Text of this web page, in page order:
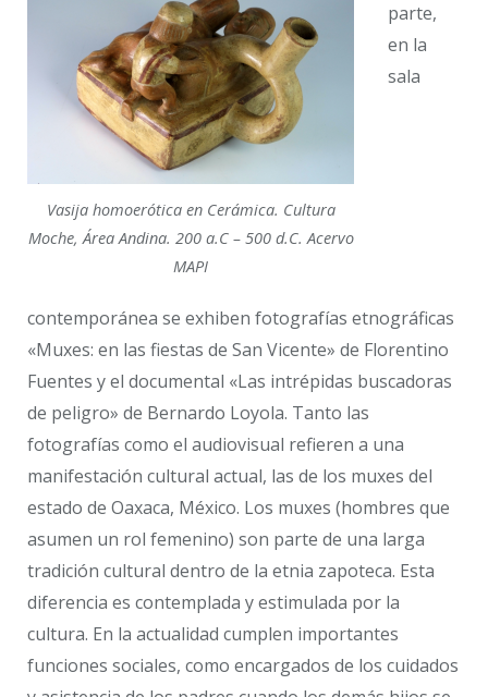
Vasija homoerótica en Cerámica. Cultura
Moche, Área Andina. 200 a.C – 500 d.C. Acervo
MAPI
parte,
en la
sala
contemporánea se exhiben fotografías etnográficas
«Muxes: en las fiestas de San Vicente» de Florentino
Fuentes y el documental «Las intrépidas buscadoras
de peligro» de Bernardo Loyola. Tanto las
fotografías como el audiovisual refieren a una
manifestación cultural actual, las de los muxes del
estado de Oaxaca, México. Los muxes (hombres que
asumen un rol femenino) son parte de una larga
tradición cultural dentro de la etnia zapoteca. Esta
diferencia es contemplada y estimulada por la
cultura. En la actualidad cumplen importantes
funciones sociales, como encargados de los cuidados